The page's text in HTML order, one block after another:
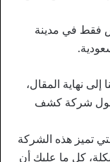
فقط في مدينة
نهاية المقال،
حول شركة كشف
تميز هذه الشركة
كل ما عليك أن